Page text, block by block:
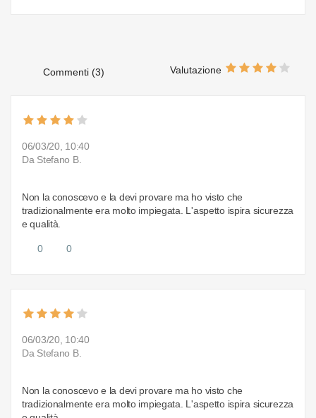
Commenti (3) Valutazione
06/03/20, 10:40
Da Stefano B.
Non la conoscevo e la devi provare ma ho visto che
tradizionalmente era molto impiegata. L'aspetto ispira sicurezza
e qualità.
0 0
06/03/20, 10:40
Da Stefano B.
Non la conoscevo e la devi provare ma ho visto che
tradizionalmente era molto impiegata. L'aspetto ispira sicurezza